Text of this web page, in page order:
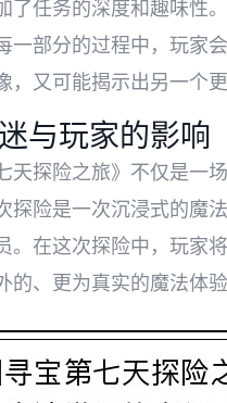
了任务的深度和趣味性
一部分的过程中，玩家
，又可能揭示出另一个更
与玩家的影响
天探险之旅》不仅是一
探险是一次沉浸式的魔
。在这次探险中，玩家
、更为真实的魔法体验